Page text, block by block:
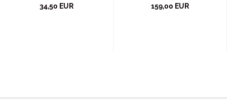
34,50 EUR 159,00 EUR